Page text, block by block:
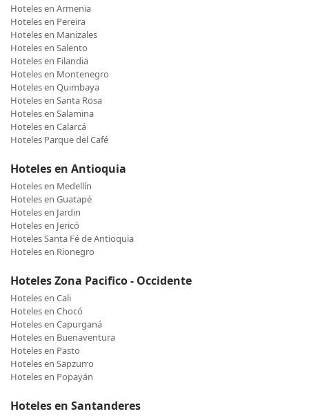
Hoteles en Armenia
Hoteles en Pereira
Hoteles en Manizales
Hoteles en Salento
Hoteles en Filandia
Hoteles en Montenegro
Hoteles en Quimbaya
Hoteles en Santa Rosa
Hoteles en Salamina
Hoteles en Calarcá
Hoteles Parque del Café
Hoteles en Antioquia
Hoteles en Medellín
Hoteles en Guatapé
Hoteles en Jardin
Hoteles en Jericó
Hoteles Santa Fé de Antioquia
Hoteles en Rionegro
Hoteles Zona Pacifico - Occidente
Hoteles en Cali
Hoteles en Chocó
Hoteles en Capurganá
Hoteles en Buenaventura
Hoteles en Pasto
Hoteles en Sapzurro
Hoteles en Popayán
Hoteles en Santanderes